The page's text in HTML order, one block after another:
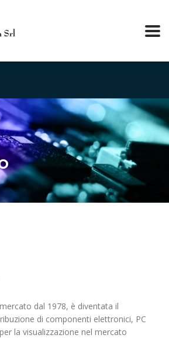
dal 1978, è diventata il
di componenti elettronici, PC
la visualizzazione nel mercato